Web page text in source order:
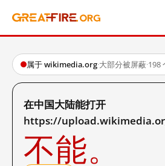
属于 wikimedia.org·大部分被屏蔽·198
在中国大陆能打开
https://
不能。